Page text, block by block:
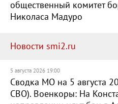
общественный комитет
Николаса Мадуро
Новости smi2.ru
5 августа 2026 19:00
Сводка МО на 5 августа
СВО). Военкоры: На